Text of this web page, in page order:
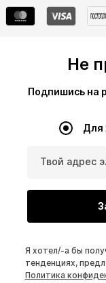
Не
Подпишись на
Для
Твой адрес
Я хотел/-а бы
тенденциях,
Политика